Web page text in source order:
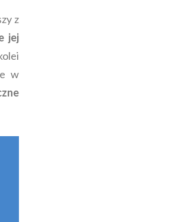
z
jej
w